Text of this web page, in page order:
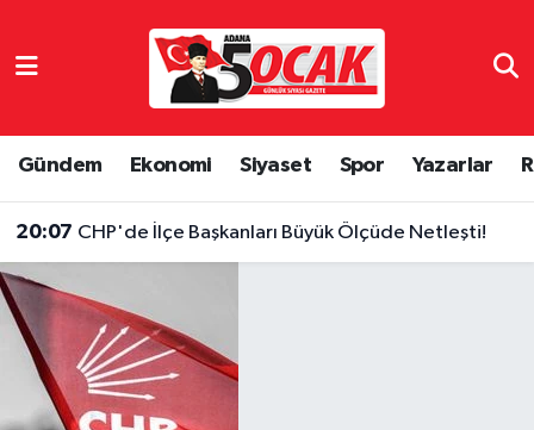
Gündem Ekonomi Siyaset Spor Yazarlar
20:07 CHP'de İlçe Başkanları Büyük Ölçüde Netleşti!
Eğitim
Ekonomi
Hava Durumu
Son Dakika Haberleri
Haber Arşivi